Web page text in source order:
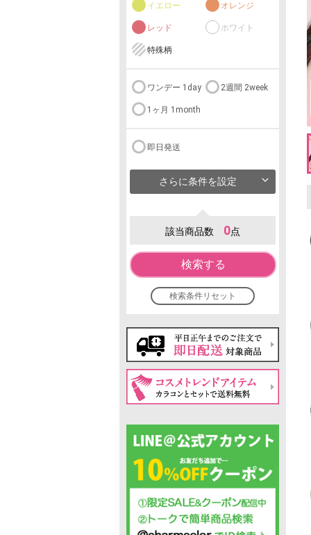
イエロー オレンジ
レッド ホワイト
特殊柄
ワンデー 1day 2週間 2week
1ヶ月 1month
即日発送
さらに条件を設定
該当商品数 0点
検索する
検索条件リセット